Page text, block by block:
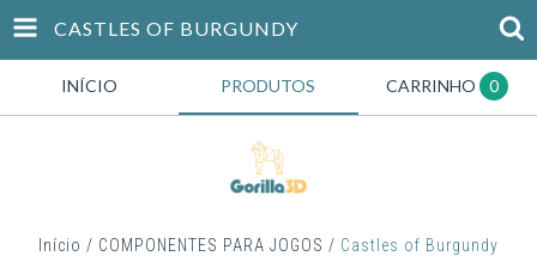
CASTLES OF BURGUNDY
INÍCIO PRODUTOS CARRINHO 0
Início / COMPONENTES PARA JOGOS / Castles of Burgundy